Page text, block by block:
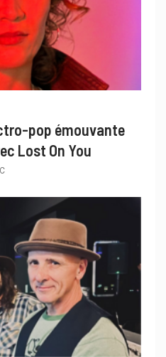
pop émouvante
Lost On You